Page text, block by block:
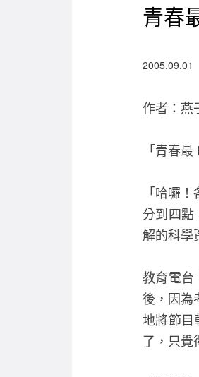
青春
2005.09.01
作者：燕
「青春
「哈囉
分到四點
解的科學
教育電台
後，因為
地將節目
了，只覺